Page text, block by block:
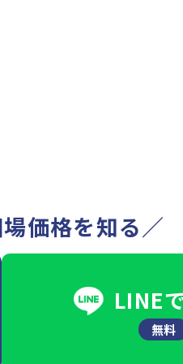
価格を知る／
LINE
無料